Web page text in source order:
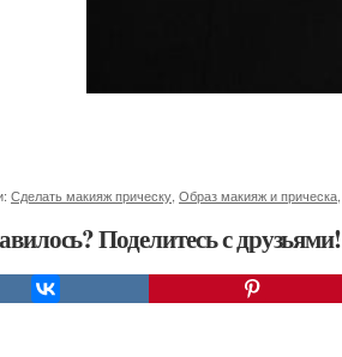
Сделать макияж прическу Образ макияж и прическа
Поделитесь с друзьями!